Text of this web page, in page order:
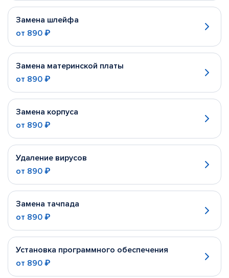
Замена шлейфа
от 890 ₽
Замена материнской платы
от 890 ₽
Замена корпуса
от 890 ₽
Удаление вирусов
от 890 ₽
Замена тачпада
от 890 ₽
Установка программного обеспечения
от 890 ₽